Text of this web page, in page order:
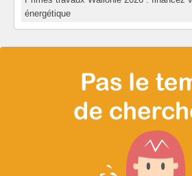
énergétique